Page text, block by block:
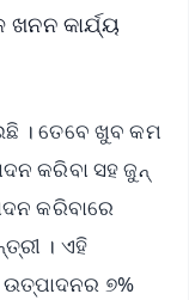
ଖନନ କାର୍ଯ୍ୟ
। ତେବେ ଖୁବ କମ
କରିବା ସହ ଜୁନ୍
କରିବାରେ
। ଏହି
୭%